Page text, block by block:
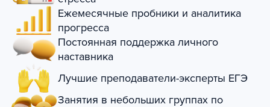
Ежемесячные пробники и аналитика
прогресса
Постоянная поддержка личного
наставника
Лучшие преподаватели-эксперты ЕГЭ
Занятия в небольших группах по